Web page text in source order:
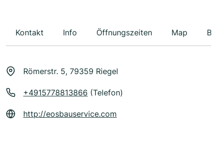
Kontakt Info Öffnungszeiten Map
Römerstr. 5, 79359 Riegel
+4915778813866 (Telefon)
http://eosbauservice.com